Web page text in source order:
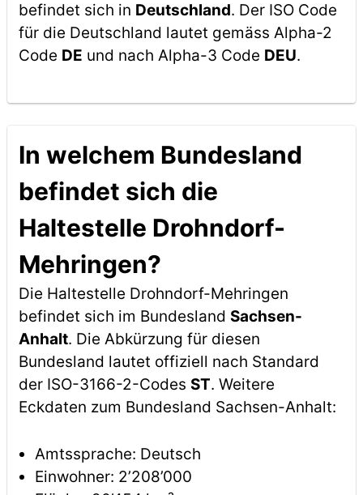
befindet sich in Deutschland. Der ISO Code
für die Deutschland lautet gemäss Alpha-2
Code DE und nach Alpha-3 Code DEU.
In welchem Bundesland
befindet sich die
Haltestelle Drohndorf-
Mehringen?
Die Haltestelle Drohndorf-Mehringen
befindet sich im Bundesland Sachsen-
Anhalt. Die Abkürzung für diesen
Bundesland lautet offiziell nach Standard
der ISO-3166-2-Codes ST. Weitere
Eckdaten zum Bundesland Sachsen-Anhalt:
Amtssprache: Deutsch
Einwohner: 2’208’000